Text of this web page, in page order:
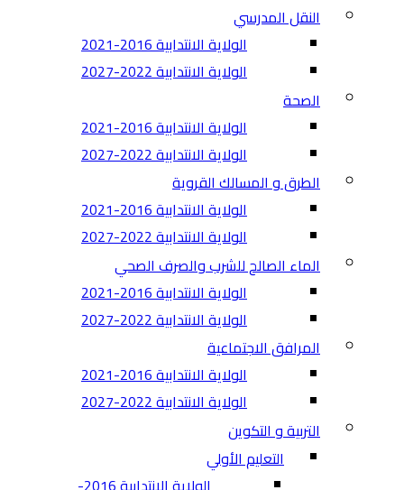
النقل المدرسي
الولاية الانتدابية 2016-2021
الولاية الانتدابية 2022-2027
الصحة
الولاية الانتدابية 2016-2021
الولاية الانتدابية 2022-2027
الطرق و المسالك القروية
الولاية الانتدابية 2016-2021
الولاية الانتدابية 2022-2027
الماء الصالح للشرب والصرف الصحي
الولاية الانتدابية 2016-2021
الولاية الانتدابية 2022-2027
المرافق الاجتماعية
الولاية الانتدابية 2016-2021
الولاية الانتدابية 2022-2027
التربية و التكوين
التعليم الأولي